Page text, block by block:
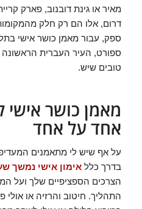
מאיר או גינת דובנוב, פארק
דרום, אלו הם רק חלק
ספק, עבור מאמן כושר אישי
ספורט, העיר העברית הראשונה
טובים שיש.
מאמן כושר
אחד על אחד
בדרך כלל אימון אישי נמשך
הצרכים הספציפיים שלך ועל
התהליך. חיטוב והרזיה או אולי